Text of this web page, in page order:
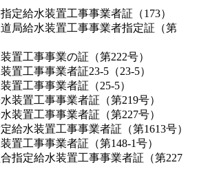
定給水装置工事事業者証（173）
局給水装置工事事業者指定証（第
置工事事業の証（第222号）
置工事事業者証23-5（23-5）
置工事事業者証（25-5）
装置工事事業者証（第219号）
装置工事事業者証（第227号）
給水装置工事事業者証（第1613号）
置工事事業者証（第148-1号）
指定給水装置工事事業者証（第227